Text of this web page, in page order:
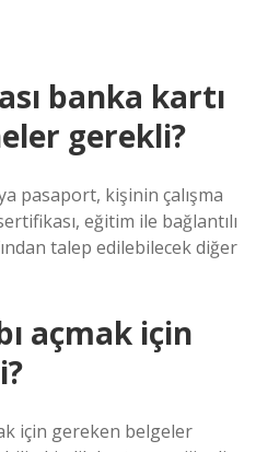
banka kartı
gerekli?
pasaport, kişinin çalışma
eğitim ile bağlantılı
talep edilebilecek diğer
açmak için
için gereken belgeler